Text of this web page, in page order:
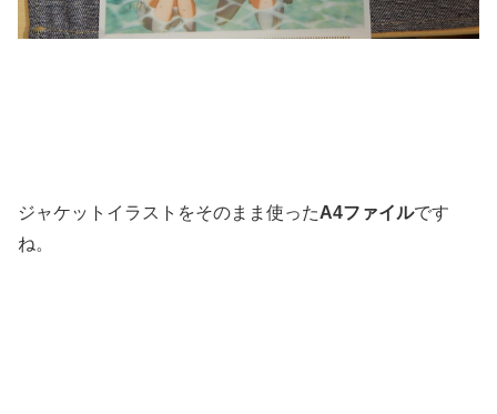
ジャケットイラストをそのまま使ったA4ファイルです
ね。